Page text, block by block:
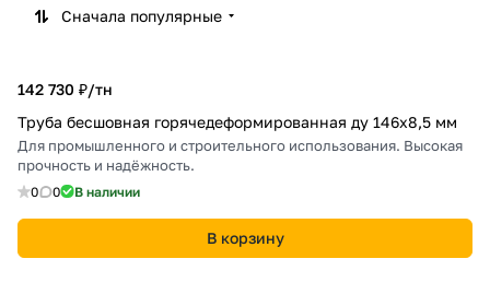
Сначала популярные
142 730 ₽/тн
Труба бесшовная горячедеформированная ду 146х8,5 мм
Для промышленного и строительного использования. Высокая
прочность и надёжность.
0 0 В наличии
В корзину